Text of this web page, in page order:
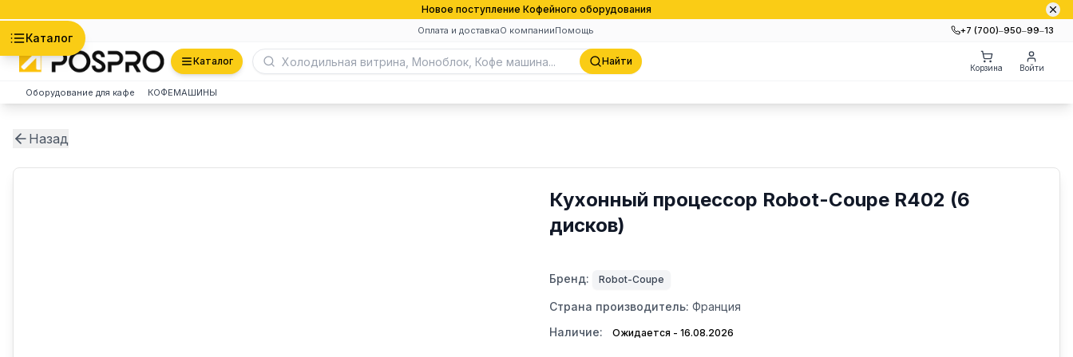
Новое поступление Кофейного оборудования
Оплата и доставкаО компанииПомощь +7 (700)‒950‒99‒13
Каталог
Каталог Найти
Корзина Войти
Оборудование для кафе КОФЕМАШИНЫ
Назад
Кухонный процессор Robot-Coupe R402 (6
дисков)
Бренд: Robot-Coupe
Страна производитель: Франция
Наличие:
Ожидается - 16.08.2026